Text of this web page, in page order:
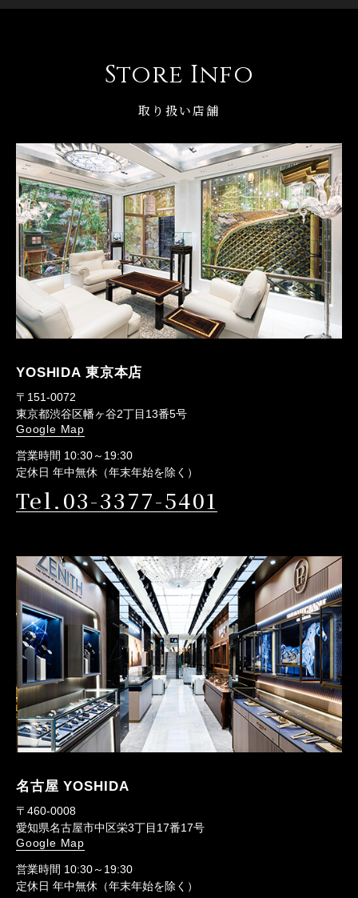
Store Info
取り扱い店舗
YOSHIDA 東京本店
〒151-0072
東京都渋谷区幡ヶ谷2丁目13番5号
Google Map
営業時間 10:30～19:30
定休日 年中無休（年末年始を除く）
Tel.03-3377-5401
名古屋 YOSHIDA
〒460-0008
愛知県名古屋市中区栄3丁目17番17号
Google Map
営業時間 10:30～19:30
定休日 年中無休（年末年始を除く）